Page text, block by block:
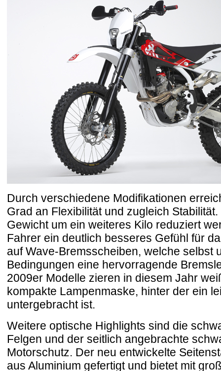
Durch verschiedene Modifikationen
Grad an Flexibilität und zugleich
Gewicht um ein weiteres Kilo reduziert
Fahrer ein deutlich besseres Gefühl für
auf Wave-Bremsscheiben, welche selbst
Bedingungen eine hervorragende
2009er Modelle zieren in diesem Jahr
kompakte Lampenmaske, hinter der ein
untergebracht ist.
Weitere optische Highlights sind die
Felgen und der seitlich angebrachte
Motorschutz. Der neu entwickelte
aus Aluminium gefertigt und bietet mit